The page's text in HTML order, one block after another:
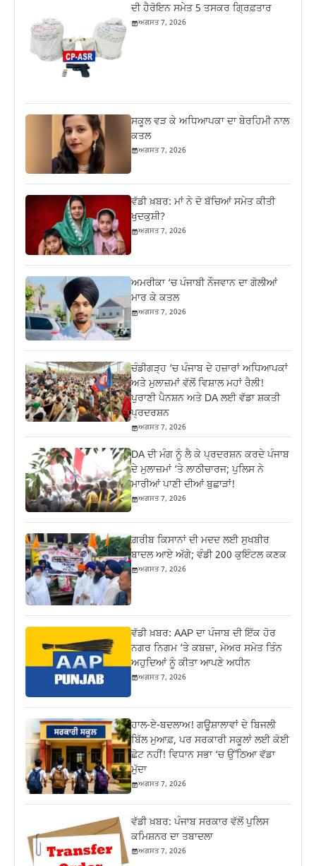
ਦੀ ਹੈਰੋਇਨ ਸਮੇਤ 5 ਤਸਕਰ ਗ੍ਰਿਫ਼ਤਾਰ
ਅਗਸਤ 7, 2026
ਸਕੂਲ ਵੜ ਕੇ ਅਧਿਆਪਕਾ ਦਾ ਬੇਰਹਿਮੀ ਨਾਲ
ਕਤਲ
ਅਗਸਤ 7, 2026
ਵੱਡੀ ਖ਼ਬਰ: ਮਾਂ ਨੇ ਦੋ ਬੱਚਿਆਂ ਸਮੇਤ ਕੀਤੀ
ਖੁਦਕੁਸ਼ੀ?
ਅਗਸਤ 7, 2026
ਅਮਰੀਕਾ ‘ਚ ਪੰਜਾਬੀ ਨੌਜਵਾਨ ਦਾ ਗੋਲੀਆਂ
ਮਾਰ ਕੇ ਕਤਲ
ਅਗਸਤ 7, 2026
ਚੰਡੀਗੜ੍ਹ ‘ਚ ਪੰਜਾਬ ਦੇ ਹਜ਼ਾਰਾਂ ਅਧਿਆਪਕਾਂ
ਅਤੇ ਮੁਲਾਜ਼ਮਾਂ ਵੱਲੋਂ ਵਿਸ਼ਾਲ ਮਹਾਂ ਰੈਲੀ!
ਪੁਰਾਣੀ ਪੈਨਸ਼ਨ ਅਤੇ DA ਲਈ ਵੱਡਾ ਸ਼ਕਤੀ
ਪ੍ਰਦਰਸ਼ਨ
ਅਗਸਤ 7, 2026
DA ਦੀ ਮੰਗ ਨੂੰ ਲੈ ਕੇ ਪ੍ਰਦਰਸ਼ਨ ਕਰਦੇ ਪੰਜਾਬ
ਦੇ ਮੁਲਾਜ਼ਮਾਂ ‘ਤੇ ਲਾਠੀਚਾਰਜ; ਪੁਲਿਸ ਨੇ
ਮਾਰੀਆਂ ਪਾਣੀ ਦੀਆਂ ਬੁਛਾੜਾਂ!
ਅਗਸਤ 7, 2026
ਗ਼ਰੀਬ ਕਿਸਾਨਾਂ ਦੀ ਮਦਦ ਲਈ ਸੁਖਬੀਰ
ਬਾਦਲ ਆਏ ਅੱਗੇ; ਵੰਡੀ 200 ਕੁਇੰਟਲ ਕਣਕ
ਅਗਸਤ 7, 2026
ਵੱਡੀ ਖ਼ਬਰ: AAP ਦਾ ਪੰਜਾਬ ਦੀ ਇੱਕ ਹੋਰ
ਨਗਰ ਨਿਗਮ ‘ਤੇ ਕਬਜ਼ਾ, ਮੇਅਰ ਸਮੇਤ ਤਿੰਨ
ਅਹੁਦਿਆਂ ਨੂੰ ਕੀਤਾ ਆਪਣੇ ਅਧੀਨ
ਅਗਸਤ 7, 2026
ਹਾਲ-ਏ-ਬਦਲਾਅ! ਗਊਸ਼ਾਲਾਵਾਂ ਦੇ ਬਿਜਲੀ
ਬਿੱਲ ਮੁਆਫ਼, ਪਰ ਸਰਕਾਰੀ ਸਕੂਲਾਂ ਲਈ ਕੋਈ
ਛੋਟ ਨਹੀਂ! ਵਿਧਾਨ ਸਭਾ ‘ਚ ਉੱਠਿਆ ਵੱਡਾ
ਮੁੱਦਾ
ਅਗਸਤ 7, 2026
ਵੱਡੀ ਖ਼ਬਰ: ਪੰਜਾਬ ਸਰਕਾਰ ਵੱਲੋਂ ਪੁਲਿਸ
ਕਮਿਸ਼ਨਰ ਦਾ ਤਬਾਦਲਾ
ਅਗਸਤ 7, 2026